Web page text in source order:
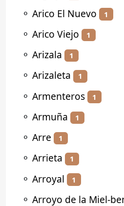
⚬ Arico El Nuevo 1
⚬ Arico Viejo 1
⚬ Arizala 1
⚬ Arizaleta 1
⚬ Armenteros 1
⚬ Armuña 1
⚬ Arre 1
⚬ Arrieta 1
⚬ Arroyal 1
⚬ Arroyo de la Miel-